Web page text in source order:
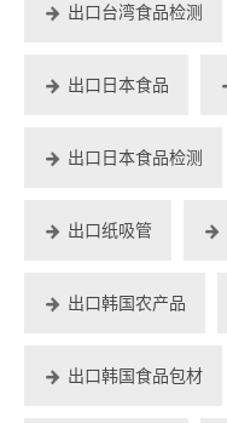
出口台湾食品检测
出口日本食品
出口日本食品检测
出口纸吸管
出口韩国农产品
出口韩国食品包材